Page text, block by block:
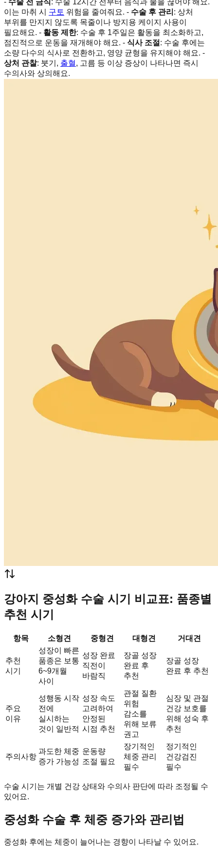
- 수술 전 금식: 수술 12시간 전부터 음식과 물을 끊어야 해요.
이는 마취 시 구토 위험을 줄여줘요. - 수술 후 관리 : 상처
부위를 만지지 않도록 목줄이나 방지용 케이지 사용이
필요해요. - 활동 제한: 수술 후 1주일은 활동을 최소화하고,
점진적으로 운동을 재개해야 해요. - 식사 조절 : 수술 후에는
소량 다수의 식사로 전환하고, 영양 균형을 유지해야 해요. -
상처 관찰: 붓기, 출혈, 고름 등 이상 증상이 나타나면 즉시
수의사와 상의해요.
강아지 중성화 수술 시기 비교표: 품종별
추천 시기
항목 소형견 중형견 대형견 거대견
추천
시기
성장이 빠른
품종은 보통
6~9개월
사이
성장 완료
직전이
바람직
장골 성장
완료 후
추천
장골 성장
완료 후 추천
주요
이유
성행동 시작
전에
실시하는
것이 일반적
성장 속도
고려하여
안정된
시점 추천
관절 질환
위험
감소를
위해 보류
권고
심장 및 관절
건강 보호를
위해 성숙 후
추천
주의사항
과도한 체중
증가 가능성
운동량
조절 필요
장기적인
체중 관리
필수
정기적인
건강검진
필수
수술 시기는 개별 건강 상태와 수의사 판단에 따라 조정될 수
있어요.
중성화 수술 후 체중 증가와 관리법
중성화 후에는 체중이 늘어나는 경향이 나타날 수 있어요.